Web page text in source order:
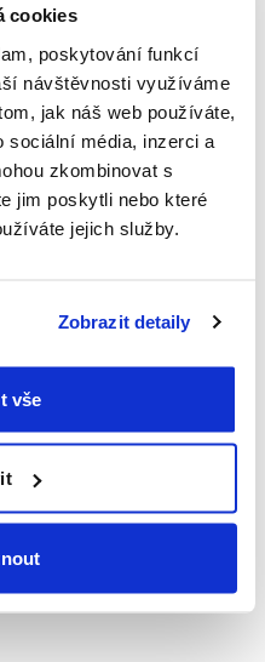
cookies
poskytování funkcí
návštěvnosti využíváme
jak náš web používáte,
média, inzerci a
zkombinovat s
jim poskytli nebo které
jejich služby.
Zobrazit detaily
vše
s malebnými uličkami a
chcete dovolenou u moře
místních specialit
až do podzimu.
do
kdykoli – záleží jen na
ve vodě, poznávat okolí,
pobřeží
teprve ohřívá, ale
svoje kouzlo.
hlásí třicítky. Moře je tou
pořádně žije. Počítejte ale i